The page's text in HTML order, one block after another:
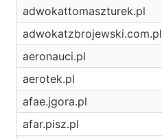
adwokattomaszturek.pl
adwokatzbrojewski.com.pl
aeronauci.pl
aerotek.pl
afae.jgora.pl
afar.pisz.pl